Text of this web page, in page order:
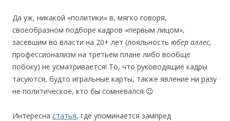
Да уж, никакой «политики» в, мягко говоря,
своеобразном подборе кадров «первым лицом»,
засевшим во власти на 20+ лет (лояльность юбер аллес,
профессионализм на третьем плане либо вообще
побоку) не усматривается! То, что руководящие кадры
тасуются, будто игральные карты, также явление ни разу
не политическое, кто бы сомневался 😉
Интересна статья, где упоминается зампред